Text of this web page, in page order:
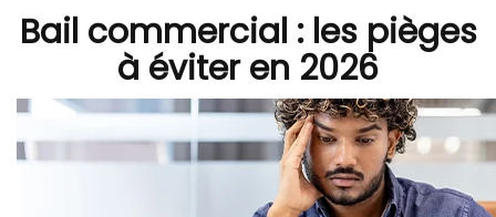
Bail commercial : les pièges
à éviter en 2026